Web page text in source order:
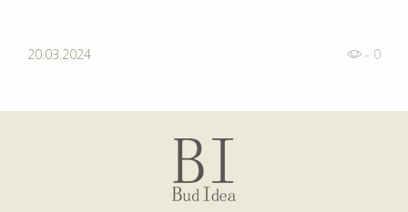
20.03.2024 - 0